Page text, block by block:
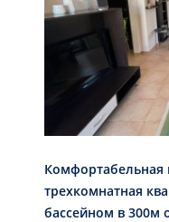
Комфортабельная
трехкомнатная
бассейном в 300м